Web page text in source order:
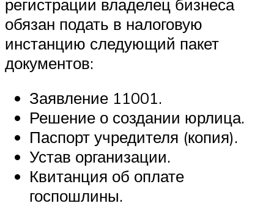
регистрации владелец бизнеса
обязан подать в налоговую
инстанцию следующий пакет
документов:
Заявление 11001.
Решение о создании юрлица.
Паспорт учредителя (копия).
Устав организации.
Квитанция об оплате
госпошлины.